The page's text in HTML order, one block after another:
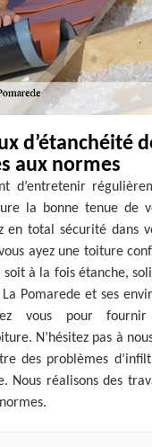
d’étanchéité
aux normes
d’entretenir
la bonne tenue de
en total sécurité dans
ayez une toiture
soit à la fois étanche,
Pomarede et ses
vous pour fournir
N’hésitez pas à
des problèmes
Nous réalisons des